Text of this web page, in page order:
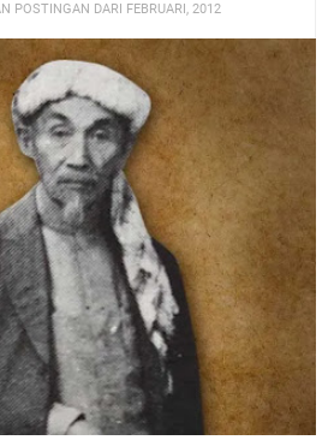
POSTINGAN DARI FEBRUARI, 2012